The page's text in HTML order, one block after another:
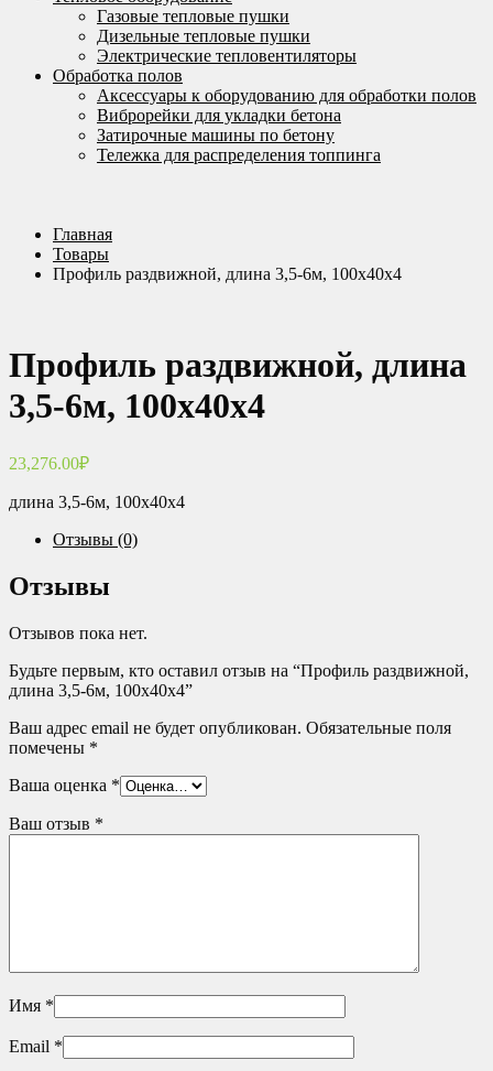
Газовые тепловые пушки
Дизельные тепловые пушки
Электрические тепловентиляторы
Обработка полов
Аксессуары к оборудованию для обработки полов
Виброрейки для укладки бетона
Затирочные машины по бетону
Тележка для распределения топпинга
Главная
Товары
Профиль раздвижной, длина 3,5-6м, 100х40х4
Профиль раздвижной, длина
3,5-6м, 100х40х4
23,276.00₽
длина 3,5-6м, 100х40х4
Отзывы (0)
Отзывы
Отзывов пока нет.
Будьте первым, кто оставил отзыв на “Профиль раздвижной,
длина 3,5-6м, 100х40х4”
Ваш адрес email не будет опубликован. Обязательные поля
помечены *
Ваша оценка *
Ваш отзыв *
Имя *
Email *